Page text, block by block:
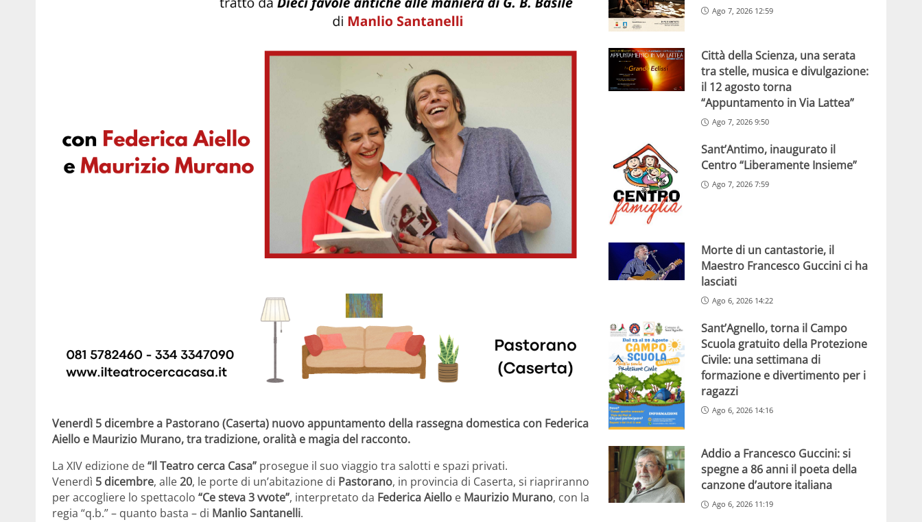
Venerdì 5 dicembre a Pastorano (Caserta) nuovo appuntamento della rassegna domestica con Federica
Aiello e Maurizio Murano, tra tradizione, oralità e magia del racconto.
La XIV edizione de“Il Teatro cerca Casa” prosegue il suo viaggio tra salotti e spazi privati.
Venerdì 5 dicembre, alle20, le porte di un’abitazione di Pastorano, in provincia di Caserta, si riapriranno
per accogliere lo spettacolo “Ce steva 3 vvote”, interpretato da Federica Aiello e Maurizio Murano, con la
regia “q.b.” – quanto basta – di Manlio Santanelli.
Ago 7, 2026 12:59
Città della Scienza, una serata
tra stelle, musica e divulgazione:
il 12 agosto torna
“Appuntamento in Via Lattea”
Ago 7, 2026 9:50
Sant’Antimo, inaugurato il
Centro “Liberamente Insieme”
Ago 7, 2026 7:59
Morte di un cantastorie, il
Maestro Francesco Guccini ci ha
lasciati
Ago 6, 2026 14:22
Sant’Agnello, torna il Campo
Scuola gratuito della Protezione
Civile: una settimana di
formazione e divertimento per i
ragazzi
Ago 6, 2026 14:16
Addio a Francesco Guccini: si
spegne a 86 anni il poeta della
canzone d’autore italiana
Ago 6, 2026 11:19